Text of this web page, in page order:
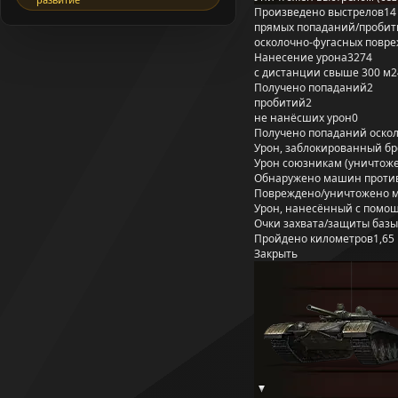
Произведено выстрелов14
прямых попаданий/
осколочно-фугасных
Нанесение урона3274
с дистанции свыше 300 м
Получено попаданий2
пробитий2
не нанёсших урон0
Получено попаданий
Урон, заблокированный
Урон союзникам
Обнаружено машин
Повреждено/уничтожено
Урон, нанесённый с
Очки захвата/защиты базы
Пройдено километров1,65
Закрыть